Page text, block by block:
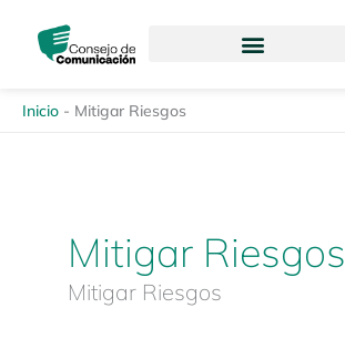
contenido
Inicio - Mitigar Riesgos
Mitigar Riesgos
Mitigar Riesgos